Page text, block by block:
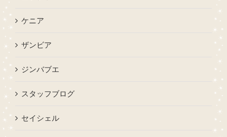
ケニア
ザンビア
ジンバブエ
スタッフブログ
セイシェル